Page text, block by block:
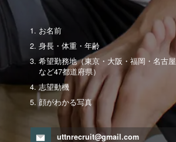
お名前
身長・体重・年齢
希望勤務地（東京・大阪・福岡・名古
など47都道府県）
志望動機
顔がわかる写真
uttnrecruit@gmail.com